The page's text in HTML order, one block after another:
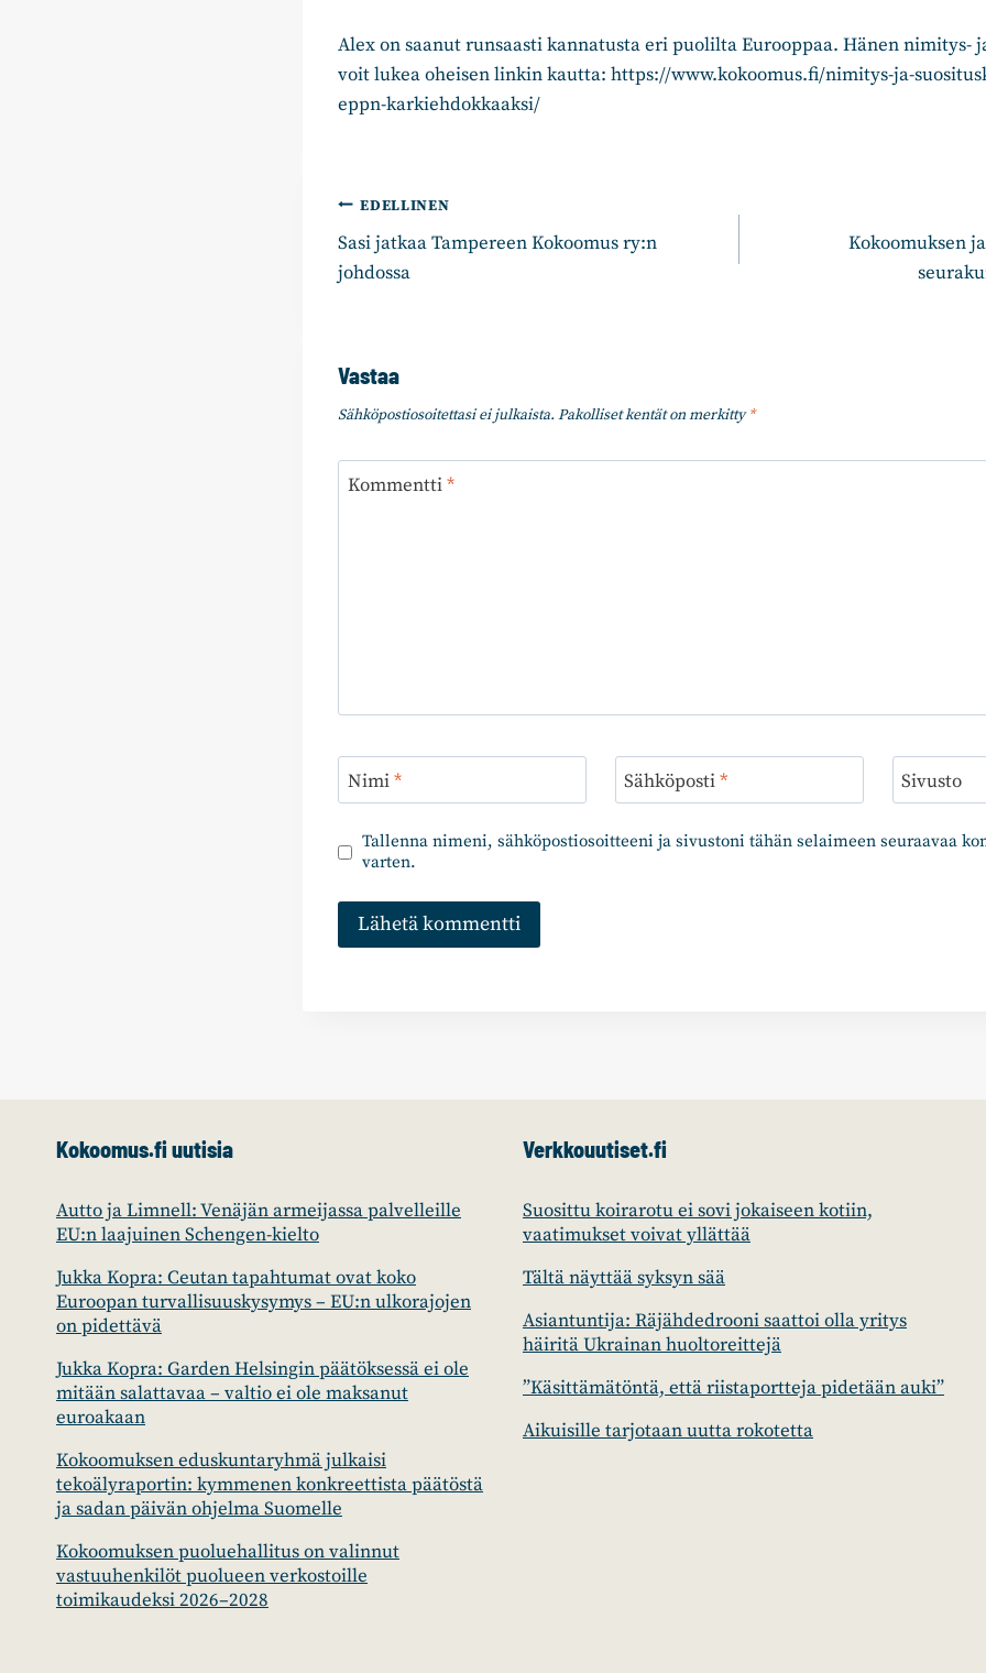
Alex on saanut runsaasti kannatusta eri puolilta Eurooppaa. Hänen nimitys-
voit lukea oheisen linkin kautta: https://www.kokoomus.fi/nimitys-ja-
eppn-karkiehdokkaaksi/
Artikkelien
selaus
EDELLINEN
Sasi jatkaa Tampereen Kokoomus ry:n
johdossa
Kokoomuksen
Vastaa
Sähköpostiosoitettasi ei julkaista. Pakolliset kentät on merkitty*
Kommentti*
Nimi* Sähköposti* Sivusto
Tallenna nimeni, sähköpostiosoitteeni ja sivustoni tähän selaimeen seuraavaa
varten.
Kokoomus.fi uutisia
Autto ja Limnell: Venäjän armeijassa palvelleille
EU:n laajuinen Schengen-kielto
Jukka Kopra: Ceutan tapahtumat ovat koko
Euroopan turvallisuuskysymys – EU:n ulkorajojen
on pidettävä
Jukka Kopra: Garden Helsingin päätöksessä ei ole
mitään salattavaa – valtio ei ole maksanut
euroakaan
Kokoomuksen eduskuntaryhmä julkaisi
tekoälyraportin: kymmenen konkreettista päätöstä
ja sadan päivän ohjelma Suomelle
Kokoomuksen puoluehallitus on valinnut
vastuuhenkilöt puolueen verkostoille
toimikaudeksi 2026–2028
Verkkouutiset.fi
Suosittu koirarotu ei sovi jokaiseen kotiin,
vaatimukset voivat yllättää
Tältä näyttää syksyn sää
Asiantuntija: Räjähdedrooni saattoi olla yritys
häiritä Ukrainan huoltoreittejä
”Käsittämätöntä, että riistaportteja pidetään auki”
Aikuisille tarjotaan uutta rokotetta